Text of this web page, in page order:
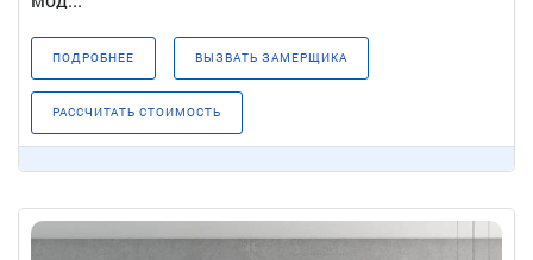
ПОДРОБНЕЕ ВЫЗВАТЬ ЗАМЕРЩИКА
РАССЧИТАТЬ СТОИМОСТЬ